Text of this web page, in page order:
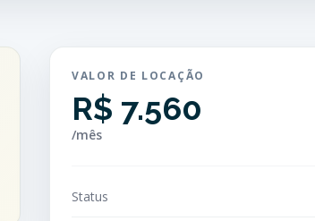
VALOR DE LOCAÇÃO
R$ 7.560
/mês
Status